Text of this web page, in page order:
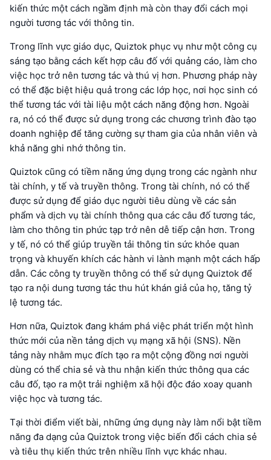
kiến thức một cách ngầm định mà còn thay đổi cách mọi
người tương tác với thông tin.
Trong lĩnh vực giáo dục, Quiztok phục vụ như một công cụ
sáng tạo bằng cách kết hợp câu đố với quảng cáo, làm cho
việc học trở nên tương tác và thú vị hơn. Phương pháp này
có thể đặc biệt hiệu quả trong các lớp học, nơi học sinh có
thể tương tác với tài liệu một cách năng động hơn. Ngoài
ra, nó có thể được sử dụng trong các chương trình đào tạo
doanh nghiệp để tăng cường sự tham gia của nhân viên và
khả năng ghi nhớ thông tin.
Quiztok cũng có tiềm năng ứng dụng trong các ngành như
tài chính, y tế và truyền thông. Trong tài chính, nó có thể
được sử dụng để giáo dục người tiêu dùng về các sản
phẩm và dịch vụ tài chính thông qua các câu đố tương tác,
làm cho thông tin phức tạp trở nên dễ tiếp cận hơn. Trong
y tế, nó có thể giúp truyền tải thông tin sức khỏe quan
trọng và khuyến khích các hành vi lành mạnh một cách hấp
dẫn. Các công ty truyền thông có thể sử dụng Quiztok để
tạo ra nội dung tương tác thu hút khán giả của họ, tăng tỷ
lệ tương tác.
Hơn nữa, Quiztok đang khám phá việc phát triển một hình
thức mới của nền tảng dịch vụ mạng xã hội (SNS). Nền
tảng này nhằm mục đích tạo ra một cộng đồng nơi người
dùng có thể chia sẻ và thu nhận kiến thức thông qua các
câu đố, tạo ra một trải nghiệm xã hội độc đáo xoay quanh
việc học và tương tác.
Tại thời điểm viết bài, những ứng dụng này làm nổi bật tiềm
năng đa dạng của Quiztok trong việc biến đổi cách chia sẻ
và tiêu thụ kiến thức trên nhiều lĩnh vực khác nhau.